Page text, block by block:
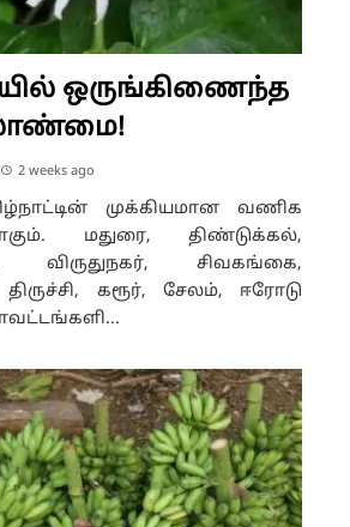
ஒருங்கிணைந்த
2 weeks ago
முக்கியமான வணிக
மதுரை, திண்டுக்கல்,
விருதுநகர், சிவகங்கை,
கரூர், சேலம், ஈரோடு